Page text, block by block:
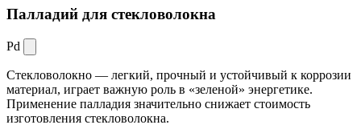
Палладий для стекловолокна
Pd
Стекловолокно — легкий, прочный и устойчивый к коррозии
материал, играет важную роль в «зеленой» энергетике.
Применение палладия значительно снижает стоимость
изготовления стекловолокна.